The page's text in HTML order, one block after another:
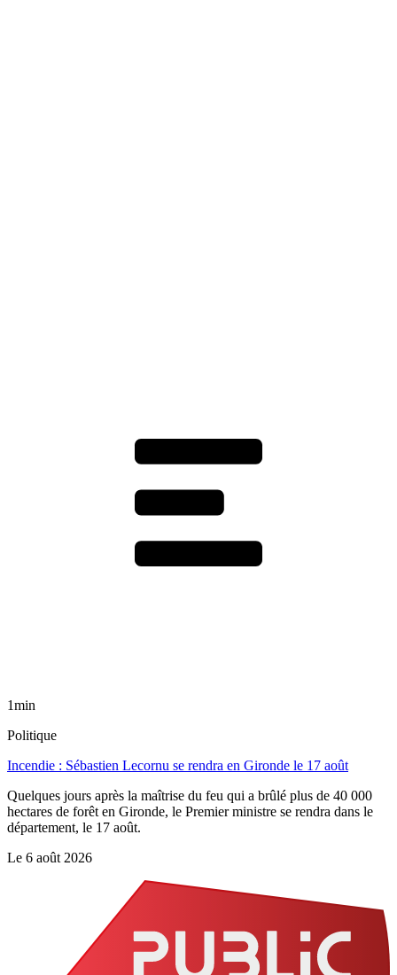
1min
Politique
Incendie : Sébastien Lecornu se rendra en Gironde le 17 août
Quelques jours après la maîtrise du feu qui a brûlé plus de 40 000
hectares de forêt en Gironde, le Premier ministre se rendra dans le
département, le 17 août.
Le 6 août 2026